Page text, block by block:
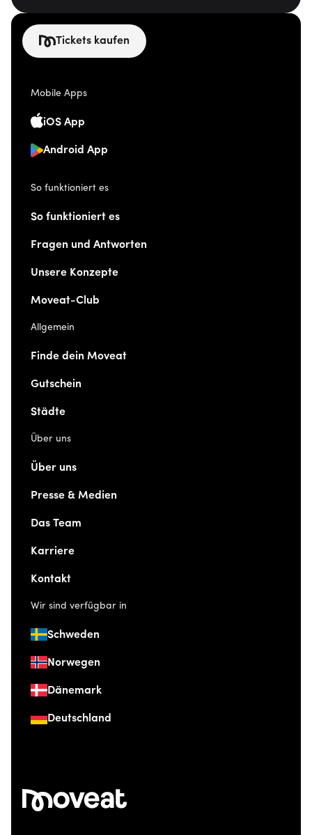
Tickets kaufen
Mobile Apps
iOS App
Android App
So funktioniert es
So funktioniert es
Fragen und Antworten
Unsere Konzepte
Moveat-Club
Allgemein
Finde dein Moveat
Gutschein
Städte
Über uns
Über uns
Presse & Medien
Das Team
Karriere
Kontakt
Wir sind verfügbar in
Schweden
Norwegen
Dänemark
Deutschland